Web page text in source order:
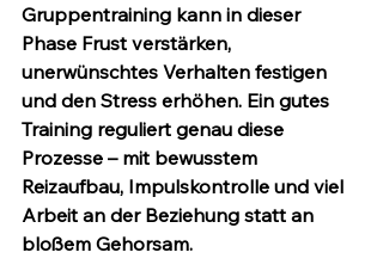
Gruppentraining kann in dieser
Phase Frust verstärken,
unerwünschtes Verhalten festigen
und den Stress erhöhen. Ein gutes
Training reguliert genau diese
Prozesse – mit bewusstem
Reizaufbau, Impulskontrolle und viel
Arbeit an der Beziehung statt an
bloßem Gehorsam.